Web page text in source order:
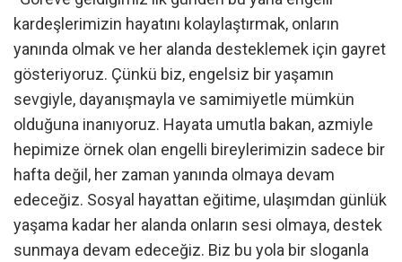
kardeşlerimizin hayatını kolaylaştırmak, onların
yanında olmak ve her alanda desteklemek için gayret
gösteriyoruz. Çünkü biz, engelsiz bir yaşamın
sevgiyle, dayanışmayla ve samimiyetle mümkün
olduğuna inanıyoruz. Hayata umutla bakan, azmiyle
hepimize örnek olan engelli bireylerimizin sadece bir
hafta değil, her zaman yanında olmaya devam
edeceğiz. Sosyal hayattan eğitime, ulaşımdan günlük
yaşama kadar her alanda onların sesi olmaya, destek
sunmaya devam edeceğiz. Biz bu yola bir sloganla